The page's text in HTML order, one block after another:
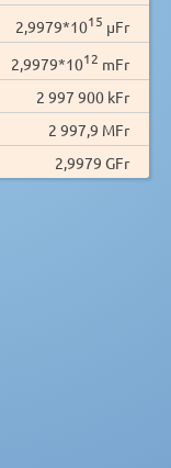
2,9979*1015 µFr
2,9979*1012 mFr
2 997 900 kFr
2 997,9 MFr
2,9979 GFr